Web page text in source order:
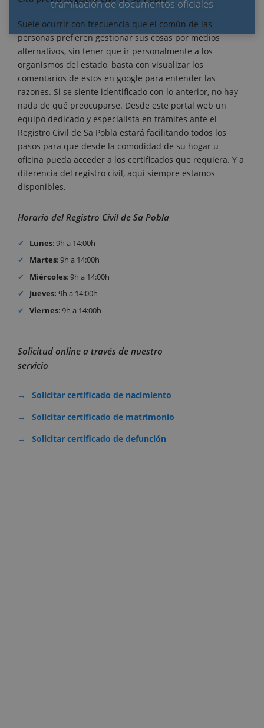
tramitación de documentos oficiales
Suele ocurrir con frecuencia que el común de las
personas prefieren gestionar sus cosas por medios
alternativos, sin tener que ir personalmente a los
organismos del estado, basta con visualizar los
comentarios de estos en google para entender las
razones. Si se siente identificado con lo anterior, no hay
nada de qué preocuparse. Desde este portal web un
equipo dedicado y especialista en trámites ante el
Registro Civil de Sa Pobla estará facilitando todos los
pasos para que desde la comodidad de su hogar u
oficina pueda acceder a los certificados que requiera. Y a
diferencia del registro civil, aquí siempre estamos
disponibles.
Horario del Registro Civil de Sa Pobla
Lunes: 9h a 14:00h
Martes: 9h a 14:00h
Miércoles: 9h a 14:00h
Jueves: 9h a 14:00h
Viernes: 9h a 14:00h
Solicitud online a través de nuestro
servicio
Solicitar certificado de nacimiento
Solicitar certificado de matrimonio
Solicitar certificado de defunción